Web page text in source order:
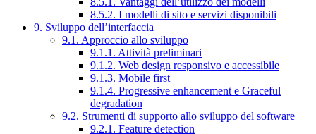
8.5.2. I modelli di sito e servizi disponibili
9. Sviluppo dell’interfaccia
9.1. Approccio allo sviluppo
9.1.1. Attività preliminari
9.1.2. Web design responsivo e accessibile
9.1.3. Mobile first
9.1.4. Progressive enhancement e Graceful
degradation
9.2. Strumenti di supporto allo sviluppo del software
9.2.1. Feature detection